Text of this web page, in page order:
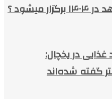
میشود ؟
در یخچال:
گفته شده‌اند